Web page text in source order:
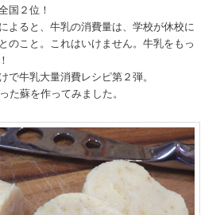
国２位！
よると、牛乳の消費量は、学校が休校に
のこと。これはいけません。牛乳をもっ
で牛乳大量消費レシピ第２弾。
た蘇を作ってみました。